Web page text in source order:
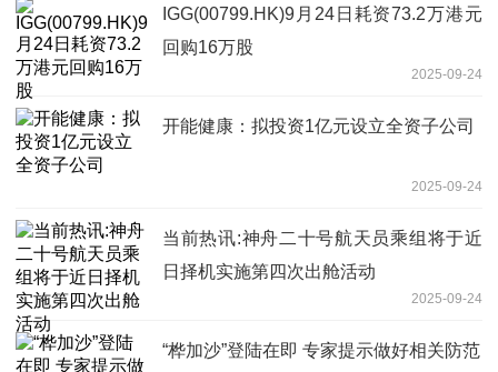
IGG(00799.HK)9月24日耗资73.2万港元
回购16万股
2025-09-24
开能健康：拟投资1亿元设立全资子公司
2025-09-24
当前热讯:神舟二十号航天员乘组将于近
日择机实施第四次出舱活动
2025-09-24
“桦加沙”登陆在即 专家提示做好相关防范